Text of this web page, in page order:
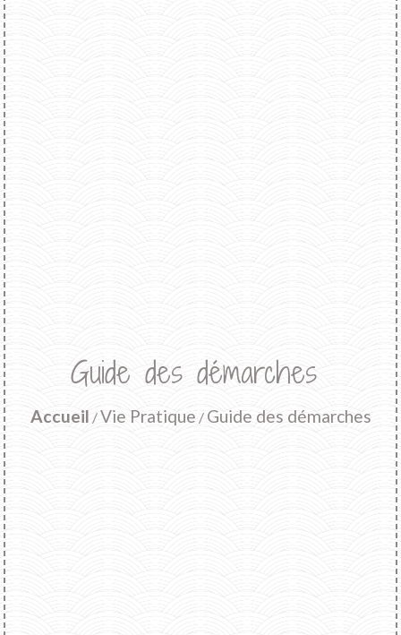
Guide des démarches
Accueil /Vie Pratique / Guide des démarches